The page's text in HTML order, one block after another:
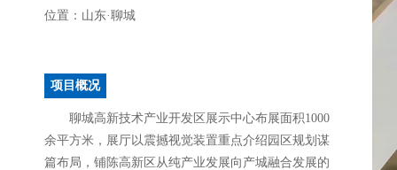
位置：山东·聊城
项目概况
聊城高新技术产业开发区展示中心布展面积1000
余平方米，展厅以震撼视觉装置重点介绍园区规划谋
篇布局，铺陈高新区从纯产业发展向产城融合发展的